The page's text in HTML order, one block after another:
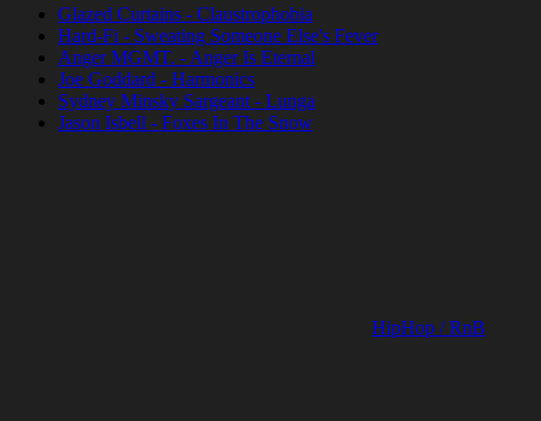
Glazed Curtains - Claustrophobia
Hard-Fi - Sweating Someone Else's Fever
Anger MGMT. - Anger Is Eternal
Joe Goddard - Harmonics
Sydney Minsky Sargeant - Lunga
Jason Isbell - Foxes In The Snow
HipHop / RnB